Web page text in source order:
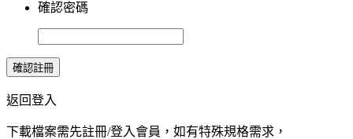
確認密碼
確認註冊
返回登入
下載檔案需先註冊/登入會員，如有特殊規格需求，